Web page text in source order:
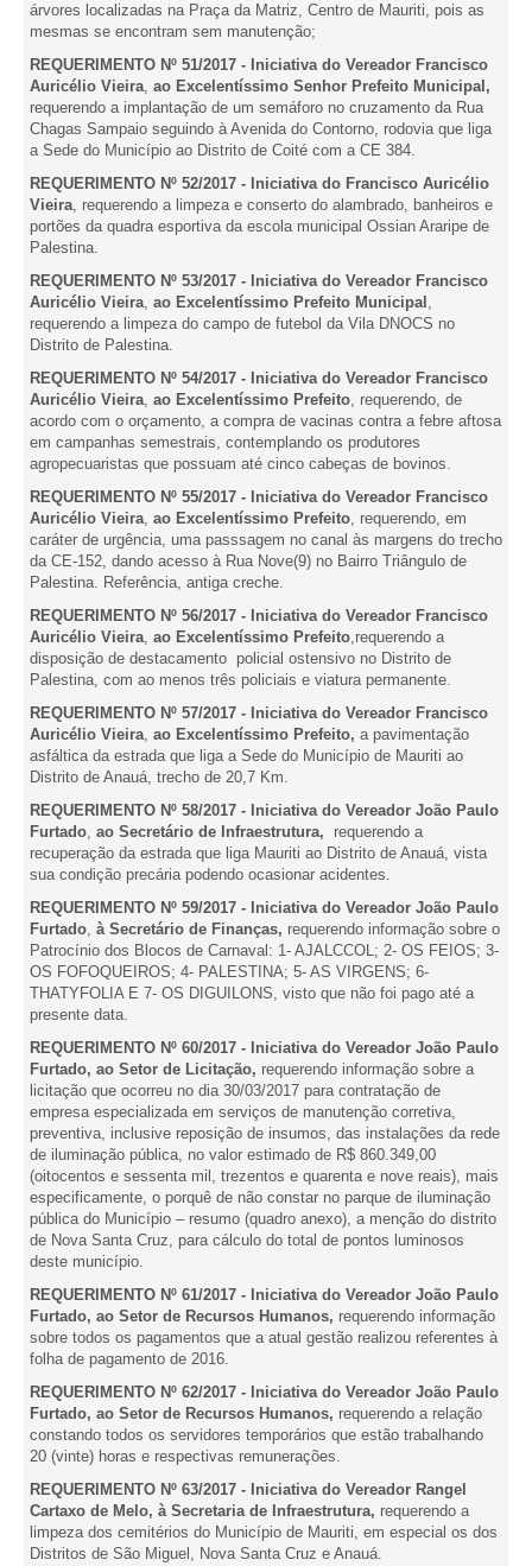
árvores localizadas na Praça da Matriz, Centro de Mauriti, pois as
mesmas se encontram sem manutenção;
REQUERIMENTO Nº 51/2017 - Iniciativa do Vereador Francisco
Auricélio Vieira, ao Excelentíssimo Senhor Prefeito Municipal,
requerendo a implantação de um semáforo no cruzamento da Rua
Chagas Sampaio seguindo à Avenida do Contorno, rodovia que liga
a Sede do Município ao Distrito de Coité com a CE 384.
REQUERIMENTO Nº 52/2017 - Iniciativa do Francisco Auricélio
Vieira, requerendo a limpeza e conserto do alambrado, banheiros e
portões da quadra esportiva da escola municipal Ossian Araripe de
Palestina.
REQUERIMENTO Nº 53/2017 - Iniciativa do Vereador Francisco
Auricélio Vieira, ao Excelentíssimo Prefeito Municipal ,
requerendo a limpeza do campo de futebol da Vila DNOCS no
Distrito de Palestina.
REQUERIMENTO Nº 54/2017 - Iniciativa do Vereador Francisco
Auricélio Vieira, ao Excelentíssimo Prefeito, requerendo, de
acordo com o orçamento, a compra de vacinas contra a febre aftosa
em campanhas semestrais, contemplando os produtores
agropecuaristas que possuam até cinco cabeças de bovinos.
REQUERIMENTO Nº 55/2017 - Iniciativa do Vereador Francisco
Auricélio Vieira, ao Excelentíssimo Prefeito, requerendo, em
caráter de urgência, uma passsagem no canal às margens do trecho
da CE-152, dando acesso à Rua Nove(9) no Bairro Triângulo de
Palestina. Referência, antiga creche.
REQUERIMENTO Nº 56/2017 - Iniciativa do Vereador Francisco
Auricélio Vieira, ao Excelentíssimo Prefeito,requerendo a
disposição de destacamento policial ostensivo no Distrito de
Palestina, com ao menos três policiais e viatura permanente.
REQUERIMENTO Nº 57/2017 - Iniciativa do Vereador Francisco
Auricélio Vieira, ao Excelentíssimo Prefeito, a pavimentação
asfáltica da estrada que liga a Sede do Município de Mauriti ao
Distrito de Anauá, trecho de 20,7 Km.
REQUERIMENTO Nº 58/2017 - Iniciativa do Vereador João Paulo
Furtado, ao Secretário de Infraestrutura, requerendo a
recuperação da estrada que liga Mauriti ao Distrito de Anauá, vista
sua condição precária podendo ocasionar acidentes.
REQUERIMENTO Nº 59/2017 - Iniciativa do Vereador João Paulo
Furtado, à Secretário de Finanças, requerendo informação sobre o
Patrocínio dos Blocos de Carnaval: 1- AJALCCOL; 2- OS FEIOS; 3-
OS FOFOQUEIROS; 4- PALESTINA; 5- AS VIRGENS; 6-
THATYFOLIA E 7- OS DIGUILONS, visto que não foi pago até a
presente data.
REQUERIMENTO Nº 60/2017 - Iniciativa do Vereador João Paulo
Furtado, ao Setor de Licitação, requerendo informação sobre a
licitação que ocorreu no dia 30/03/2017 para contratação de
empresa especializada em serviços de manutenção corretiva,
preventiva, inclusive reposição de insumos, das instalações da rede
de iluminação pública, no valor estimado de R$ 860.349,00
(oitocentos e sessenta mil, trezentos e quarenta e nove reais), mais
especificamente, o porquê de não constar no parque de iluminação
pública do Município – resumo (quadro anexo), a menção do distrito
de Nova Santa Cruz, para cálculo do total de pontos luminosos
deste município.
REQUERIMENTO Nº 61/2017 - Iniciativa do Vereador João Paulo
Furtado, ao Setor de Recursos Humanos, requerendo informação
sobre todos os pagamentos que a atual gestão realizou referentes à
folha de pagamento de 2016.
REQUERIMENTO Nº 62/2017 - Iniciativa do Vereador João Paulo
Furtado, ao Setor de Recursos Humanos, requerendo a relação
constando todos os servidores temporários que estão trabalhando
20 (vinte) horas e respectivas remunerações.
REQUERIMENTO Nº 63/2017 - Iniciativa do Vereador Rangel
Cartaxo de Melo, à Secretaria de Infraestrutura, requerendo a
limpeza dos cemitérios do Município de Mauriti, em especial os dos
Distritos de São Miguel, Nova Santa Cruz e Anauá.